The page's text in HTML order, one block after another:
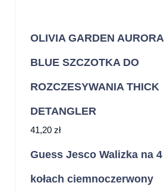
OLIVIA GARDEN AURORA
BLUE SZCZOTKA DO
ROZCZESYWANIA THICK
DETANGLER
41,20 zł
Guess Jesco Walizka na 4
kołach ciemnoczerwony